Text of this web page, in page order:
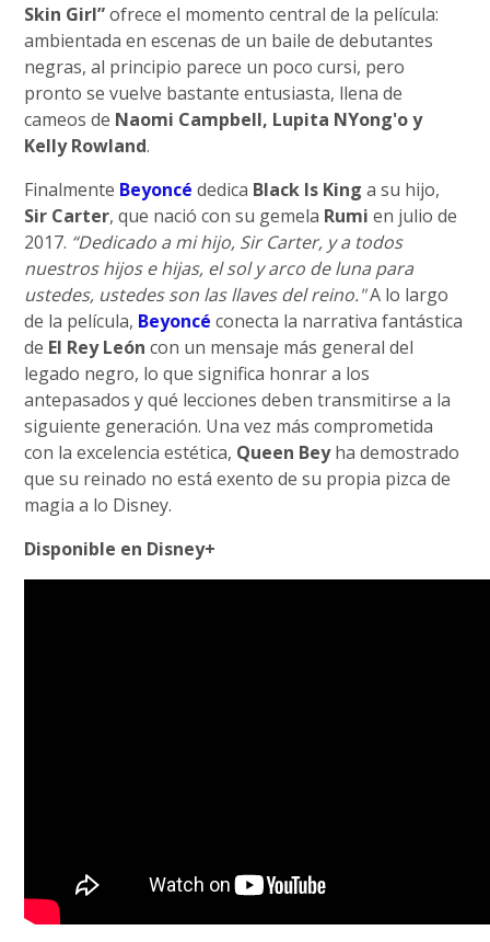
Skin Girl”ofrece el momento central de la película:
ambientada en escenas de un baile de debutantes
negras, al principio parece un poco cursi, pero
pronto se vuelve bastante entusiasta, llena de
cameos de Naomi Campbell, Lupita NYong'o y
Kelly Rowland.
Finalmente Beyoncé dedica Black Is King a su hijo,
Sir Carter, que nació con su gemela Rumi en julio de
2017. “Dedicado a mi hijo, Sir Carter, y a todos
nuestros hijos e hijas, el sol y arco de luna para
ustedes, ustedes son las llaves del reino."A lo largo
de la película, Beyoncé conecta la narrativa fantástica
de El Rey León con un mensaje más general del
legado negro, lo que significa honrar a los
antepasados y qué lecciones deben transmitirse a la
siguiente generación. Una vez más comprometida
con la excelencia estética, Queen Beyha demostrado
que su reinado no está exento de su propia pizca de
magia a lo Disney.
Disponible en Disney+